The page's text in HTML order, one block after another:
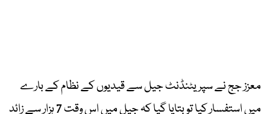
معزز جج نے سپریٹنڈنٹ جیل سے قیدیوں کے نظام کے بارے
میں استفسار کیا تو بتایا گیا کہ جیل میں اس وقت 7 ہزار سے زائد